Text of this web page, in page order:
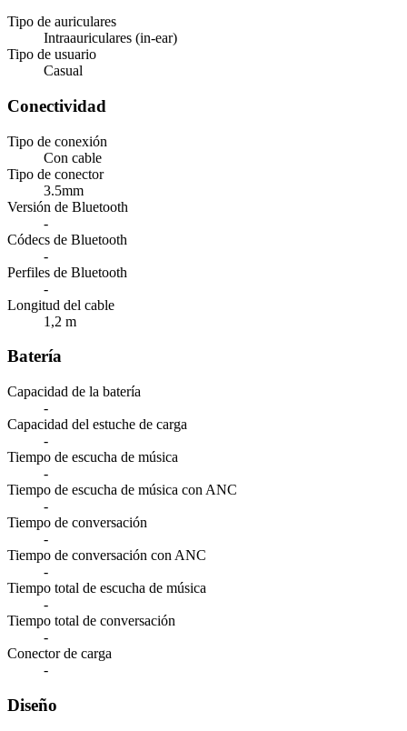
Tipo de auriculares
Intraauriculares (in-ear)
Tipo de usuario
Casual
Conectividad
Tipo de conexión
Con cable
Tipo de conector
3.5mm
Versión de Bluetooth
-
Códecs de Bluetooth
-
Perfiles de Bluetooth
-
Longitud del cable
1,2 m
Batería
Capacidad de la batería
-
Capacidad del estuche de carga
-
Tiempo de escucha de música
-
Tiempo de escucha de música con ANC
-
Tiempo de conversación
-
Tiempo de conversación con ANC
-
Tiempo total de escucha de música
-
Tiempo total de conversación
-
Conector de carga
-
Diseño